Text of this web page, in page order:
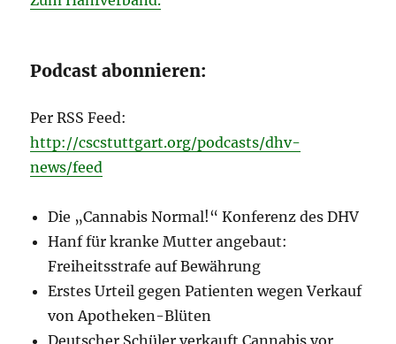
Podcast abonnieren:
Per RSS Feed:
http://cscstuttgart.org/podcasts/dhv-
news/feed
Die „Cannabis Normal!“ Konferenz des DHV
Hanf für kranke Mutter angebaut:
Freiheitsstrafe auf Bewährung
Erstes Urteil gegen Patienten wegen Verkauf
von Apotheken-Blüten